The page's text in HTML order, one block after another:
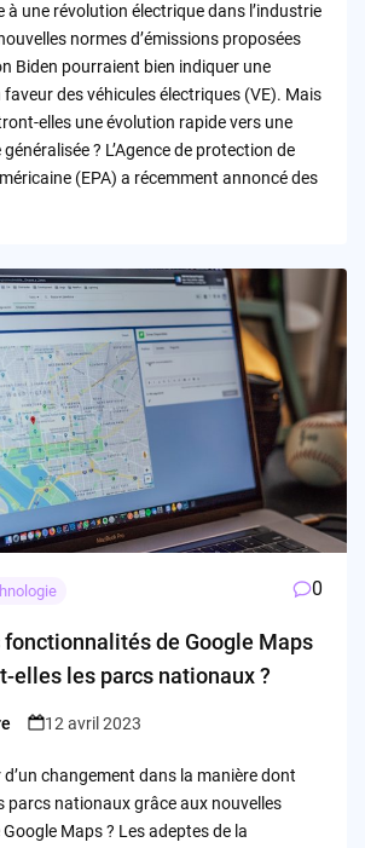
à une révolution électrique dans l’industrie
normes d’émissions proposées
Biden pourraient bien indiquer une
des véhicules électriques (VE). Mais
elles une évolution rapide vers une
? L’Agence de protection de
(EPA) a récemment annoncé des
0
de Google Maps
elles les parcs nationaux ?
12 avril 2023
d’un changement dans la manière dont
parcs nationaux grâce aux nouvelles
Maps ? Les adeptes de la